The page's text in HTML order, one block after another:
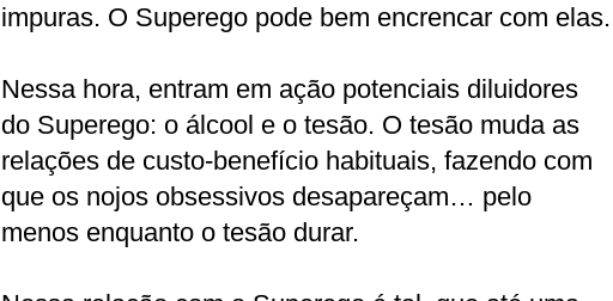
impuras. O Superego pode bem encrencar com elas.
Nessa hora, entram em ação potenciais diluidores
do Superego: o álcool e o tesão. O tesão muda as
relações de custo-benefício habituais, fazendo com
que os nojos obsessivos desapareçam… pelo
menos enquanto o tesão durar.